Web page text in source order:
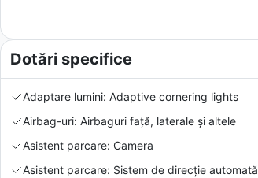
Dotări specifice
Adaptare lumini: Adaptive cornering lights
Airbag-uri: Airbaguri față, laterale și altele
Asistent parcare: Camera
Asistent parcare: Sistem de direcție automată